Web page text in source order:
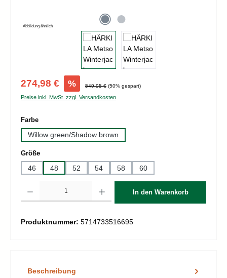
Abbildung ähnlich
Verkaufspreis:
274,98 € % Regulärer Preis:
549,95 € (50% gespart)
Preise inkl. MwSt. zzgl. Versandkosten
Farbeauswählen
Willow green/Shadow brown
Größeauswählen
46 48 52 54 58 60
In den Warenkorb
Produktnummer: 5714733516695
Beschreibung